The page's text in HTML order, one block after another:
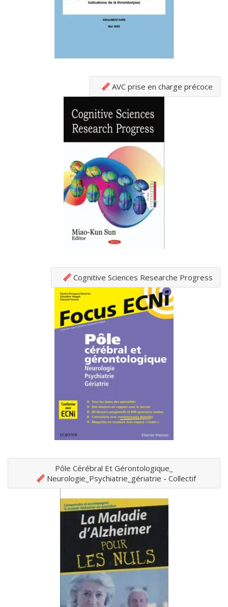
AVC prise en charge précoce
Cognitive Sciences Researche Progress
Pôle Cérébral Et Gérontologique_
Neurologie_Psychiatrie_gériatrie - Collectif